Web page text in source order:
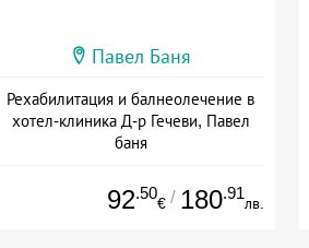
Павел Баня
Рехабилитация и балнеолечение в
хотел-клиника Д-р Гечеви, Павел
баня
92.50
€ / 180.91
лв.